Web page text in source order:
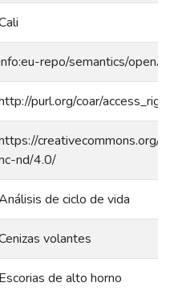
repo/semantics/
purl.org/coar/
creativecommons.org/
nd/4.0/
de ciclo de vida
volantes
Escorias de alto horno